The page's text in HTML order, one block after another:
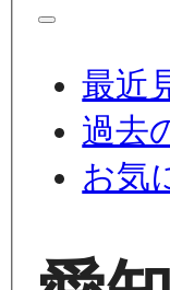
最近
過去
お気